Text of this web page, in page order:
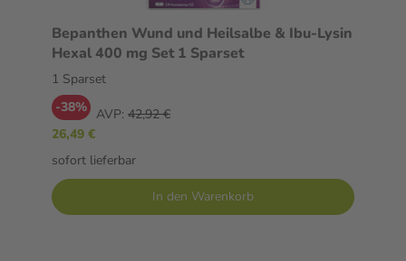
Bepanthen Wund und Heilsalbe & Ibu-Lysin
Hexal 400 mg Set 1 Sparset
1 Sparset
-38% AVP: 42,92 €
26,49 €
sofort lieferbar
In den Warenkorb